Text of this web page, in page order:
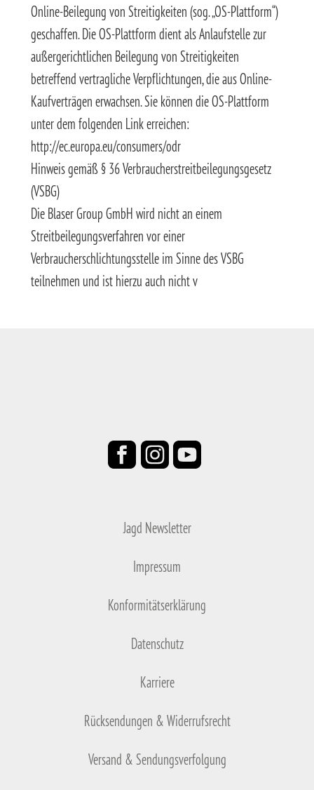
Online-Beilegung von Streitigkeiten (sog. „OS-Plattform“)
geschaffen. Die OS-Plattform dient als Anlaufstelle zur
außergerichtlichen Beilegung von Streitigkeiten
betreffend vertragliche Verpflichtungen, die aus Online-
Kaufverträgen erwachsen. Sie können die OS-Plattform
unter dem folgenden Link erreichen:
http://ec.europa.eu/consumers/odr
Hinweis gemäß § 36 Verbraucherstreitbeilegungsgesetz
(VSBG)
Die Blaser Group GmbH wird nicht an einem
Streitbeilegungsverfahren vor einer
Verbraucherschlichtungsstelle im Sinne des VSBG
teilnehmen und ist hierzu auch nicht v
Jagd Newsletter
Impressum
Konformitätserklärung
Datenschutz
Karriere
Rücksendungen & Widerrufsrecht
Versand & Sendungsverfolgung